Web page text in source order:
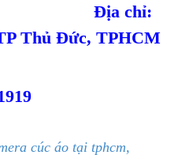
chỉ:
Thủ Đức, TPHCM
cúc áo tại tphcm,